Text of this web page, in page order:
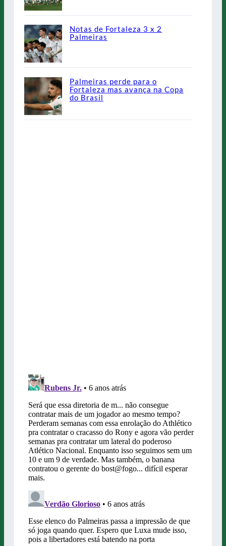
Notas de Fortaleza 3 x 2
Palmeiras
Palmeiras perde para o
Fortaleza mas avança na Copa
do Brasil